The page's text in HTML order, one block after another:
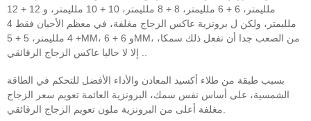
ملليمتر، 6 + 6 ملليمتر، 8 + 8 ملليمتر، 10 + 10 ملليمتر، و 12 + 12
ملليمتر، ولكن ل برونزية عاكس الزجاج مغلفة، في معظم الأحيان فقط 4
+ 4 ملليمتر، 5 + 5MM، و 6 + 6MM، من الصعب جدا أن تفعل ذلك سمكا،
بسبب طبقة من طلاء أكسيد المعادن والأداء الأفضل للتحكم في الطاقة
الشمسية، على أساس نفس سمك، البرونزية العائمة تعويم سعر الزجاج